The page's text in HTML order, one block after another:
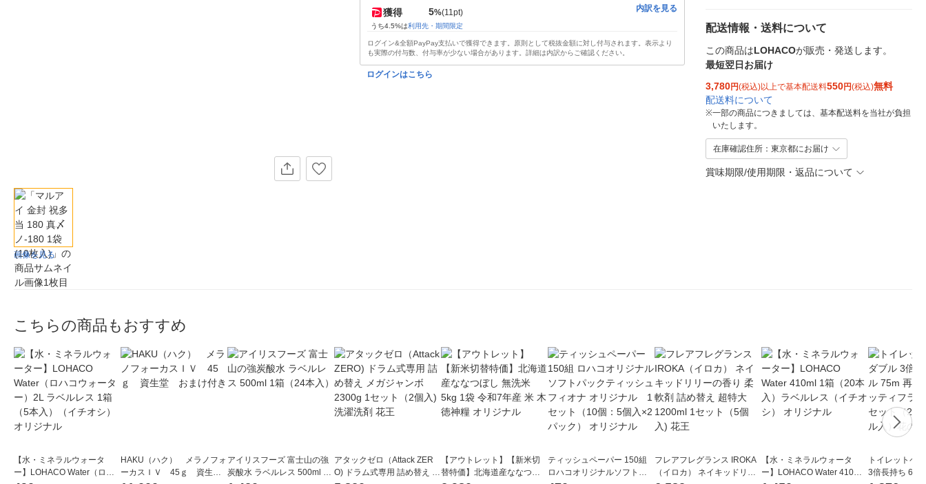
画像を見る
獲得 5%(11pt)
うち4.5%は利用先・期間限定
内訳を見る
ログイン&全額PayPay支払いで獲得できます。原則として税抜金額に対し付与されます。表示より
も実際の付与数、付与率が少ない場合があります。詳細は内訳からご確認ください。
ログインはこちら
配送情報・送料について
この商品はLOHACOが販売・発送します。
最短翌日お届け
3,780円(税込)以上で基本配送料550円(税込)無料
配送料について
※一部の商品につきましては、基本配送料を当社が負担
いたします。
在庫確認住所：東京都にお届け
賞味期限/使用期限・返品について
こちらの商品もおすすめ
【水・ミネラルウォータ
ー】LOHACO Water（ロハ
HAKU（ハク） メラノフォ
ーカスＩＶ 45ｇ 資生
アイリスフーズ 富士山の強
炭酸水 ラベルレス 500ml 1
アタックゼロ（Attack ZER
O) ドラム式専用 詰め替え メ
【アウトレット】【新米切
替特価】北海道産ななつぼ
ティッシュペーパー 150組
ロハコオリジナルソフトパ
フレアフレグランス IROKA
（イロカ） ネイキッドリリ
【水・ミネラルウォータ
ー】LOHACO Water 410ml
トイレットペ
3倍長持ち 6ロール